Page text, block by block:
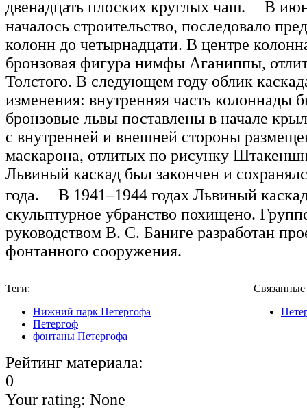
двенадцать плоских круглых чаш. В
началось строительство, последовало
колонн до четырнадцати. В центре
бронзовая фигура нимфы Аганиппы,
Толстого. В следующем году облик
изменения: внутренняя часть колоннады
бронзовые львы поставлены в начале
с внутренней и внешней стороны
маскарона, отлитых по рисунку
Львиный каскад был закончен и
года. В 1941–1944 годах Львиный
скульптурное убранство похищено.
руководством В. С. Баниге разработан
фонтанного сооружения.
Теги:
Нижний парк Петергофа
Петергоф
фонтаны Петергофа
Рейтинг материала:
0
Your rating: None